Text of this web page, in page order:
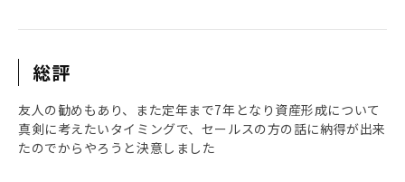
総評
友人の勧めもあり、また定年まで7年となり資産形成について
真剣に考えたいタイミングで、セールスの方の話に納得が出来
たのでからやろうと決意しました